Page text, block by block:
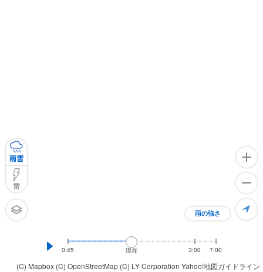
(C) Mapbox (C) OpenStreetMap (C) LY Corporation Yahoo!地図ガイドライン
雨の強さ
雨雲
雷
0:45 現在 3:00 7:00